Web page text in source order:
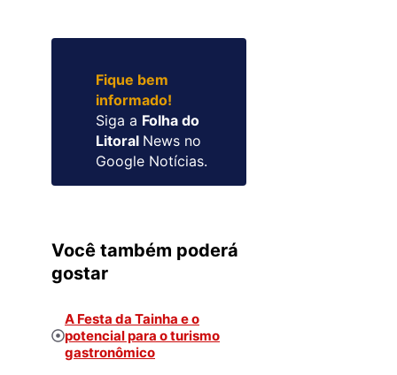
Fique bem
informado!
Siga a Folha do
Litoral News no
Google Notícias.
Você também poderá
gostar
A Festa da Tainha e o
potencial para o turismo
gastronômico